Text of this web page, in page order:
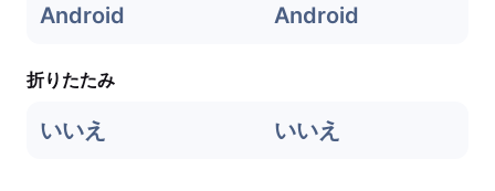
Android Android
折りたたみ
いいえ いいえ